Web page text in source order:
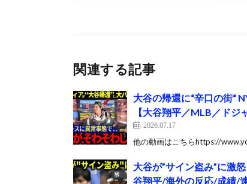
関連する記事
大谷の帰還に“辛口の街“
【大谷翔平／MLB／ドジ
2026.07.17
他の動画はこちらhttps://
大谷が”サイン盗み”に激
谷翔平/海外の反応/成績/